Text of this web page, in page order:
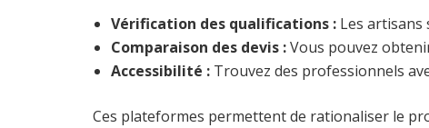
Vérification des qualifications : Les artisans
Comparaison des devis :Vous pouvez
Accessibilité : Trouvez des professionnels
Ces plateformes permettent de rationaliser le